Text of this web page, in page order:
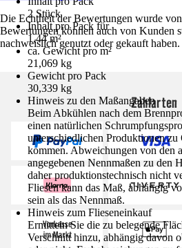
2 Stück
Inhalt pro Pack für
1,44 m²
ca. Gewicht pro m²
21,069 kg
Gewicht pro Pack
30,339 kg
Hinweis zu den Maßangaben
Beim Abkühlen nach dem
einen natürlichen
unterschiedlichen Produktionen zu
kommen. Abweichungen von den
angegebenen Nennmaßen zu den
daher produktionstechnisch nicht
Fliesen kann das Maß, abhängig
sein als das Nennmaß.
Hinweis zum Flieseneinkauf
Ermitteln Sie die zu belegende
Verschnitt hinzu, abhängig davon
Die Echtheit der Bewertungen wurde
Bewertungen können auch von Kunden
nachweislich genutzt oder gekauft haben.
Zahlarten